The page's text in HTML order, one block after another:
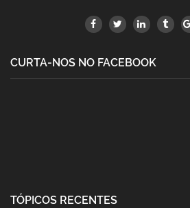
CURTA-NOS NO FACEBOOK
TÓPICOS RECENTES